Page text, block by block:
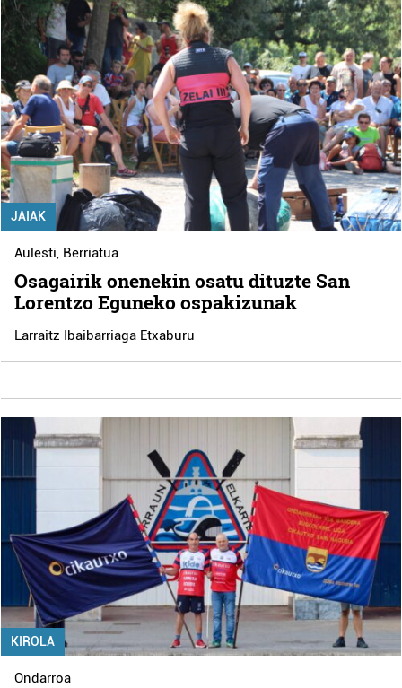
JAIAK
Aulesti, Berriatua
Osagairik onenekin osatu dituzte San
Lorentzo Eguneko ospakizunak
Larraitz Ibaibarriaga Etxaburu
KIROLA
Ondarroa